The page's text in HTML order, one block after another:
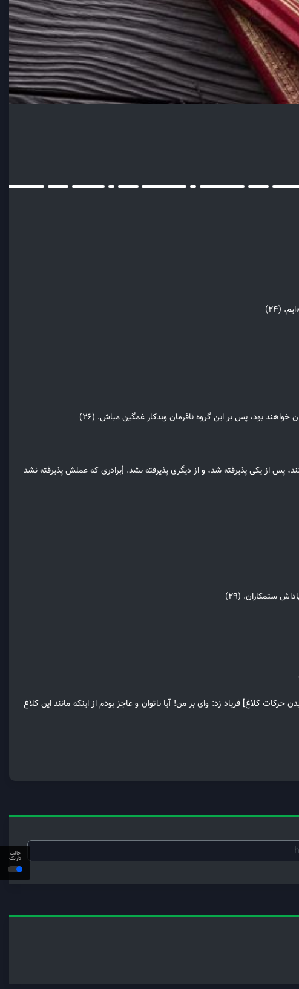
حالت
تاریک
(۲۴)
بود، پس بر این گروه نافرمان وبدکار غمگین مباش. (۲۶)
پس از یکی پذیرفته شد، و از دیگری پذیرفته نشد. [برادری که عملش پذیرفته نشد
ستمکاران. (۲۹)
کلاغ] فریاد زد: وای بر من! آیا ناتوان و عاجز بودم از اینکه مانند این کلاغ